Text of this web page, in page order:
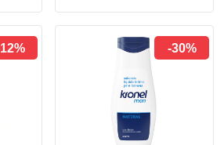
-30%